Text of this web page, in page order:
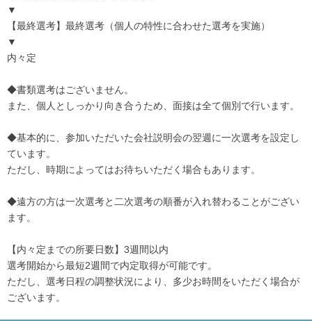
▼
【最終選考】最終選考（個人の特性に合わせた選考を実施）
▼
内々定
◆書類選考はございません。
また、個人としっかり向き合うため、面接は全て個別で行います。
◆基本的に、参加いただいた会社説明会の翌週に一次選考を設定し
ています。
ただし、時期によってはお待ちいただく場合もあります。
◆遠方の方は一次選考と二次選考の順番が入れ替わることがござい
ます。
【内々定までの所要日数】3週間以内
選考開始から最短2週間で内定取得が可能です。
ただし、選考日程の調整状況により、多少お時間をいただく場合が
ございます。